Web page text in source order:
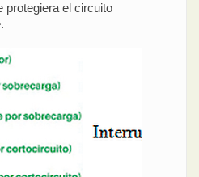
protegiera el circuito